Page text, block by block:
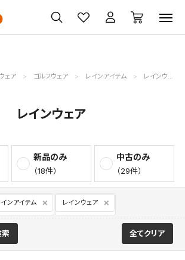
ルフ用品
買取
無料査定
クーポン
一覧
ェア ゴルフウェア レインアイテム レインウェア
レインウェア
新品のみ
（18件）
中古のみ
（29件）
インアイテム レインウェア
索 全てクリア